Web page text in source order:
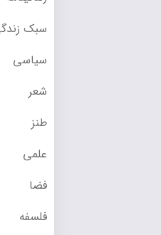
سبک زندگی
سیاسی
شعر
طنز
علمی
فضا
فلسفه